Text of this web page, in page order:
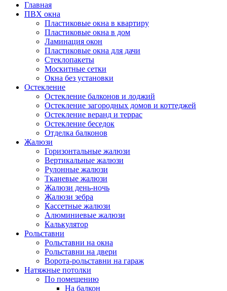
Главная
ПВХ окна
Пластиковые окна в квартиру
Пластиковые окна в дом
Ламинация окон
Пластиковые окна для дачи
Стеклопакеты
Москитные сетки
Окна без установки
Остекление
Остекление балконов и лоджий
Остекление загородных домов и коттеджей
Остекление веранд и террас
Остекление беседок
Отделка балконов
Жалюзи
Горизонтальные жалюзи
Вертикальные жалюзи
Рулонные жалюзи
Тканевые жалюзи
Жалюзи день-ночь
Жалюзи зебра
Кассетные жалюзи
Алюминиевые жалюзи
Калькулятор
Рольставни
Рольставни на окна
Рольставни на двери
Ворота-рольставни на гараж
Натяжные потолки
По помещению
На балкон